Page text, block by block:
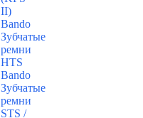
II)
Bando
Зубчатые
ремни
HTS
Bando
Зубчатые
ремни
STS /